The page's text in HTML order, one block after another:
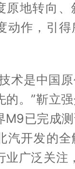
原地转向、
动作，引
术是中国
的。”靳立
M9已完成
汽开发的
业广泛关注